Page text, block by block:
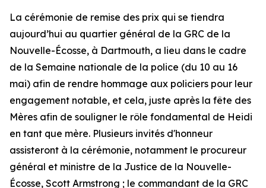
La cérémonie de remise des prix qui se tiendra
aujourd’hui au quartier général de la GRC de la
Nouvelle-Écosse, à Dartmouth, a lieu dans le cadre
de la Semaine nationale de la police (du 10 au 16
mai) afin de rendre hommage aux policiers pour leur
engagement notable, et cela, juste après la fête des
Mères afin de souligner le rôle fondamental de Heidi
en tant que mère. Plusieurs invités d'honneur
assisteront à la cérémonie, notamment le procureur
général et ministre de la Justice de la Nouvelle-
Écosse, Scott Armstrong ; le commandant de la GRC